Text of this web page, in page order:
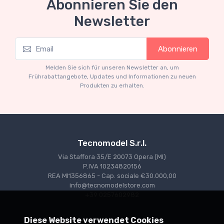
Mythos Collection 1-18
Ferrari 166 MM Abarth Metallic Silver Press
€227.05 €239.00
Abonnieren Sie den
Newsletter
Abonnieren
Melden Sie sich für unseren Newsletter an, um
Frührabattangebote, Updates und Informationen zu neuen
Produkten zu erhalten.
Tecnomodel S.r.l.
Via Staffora 35/E 20073 Opera (MI)
P.IVA 10234820156
REA MI1356865 - Cap. sociale €30.000,00
info@tecnomodelstore.com
Diese Website verwendet Cookies